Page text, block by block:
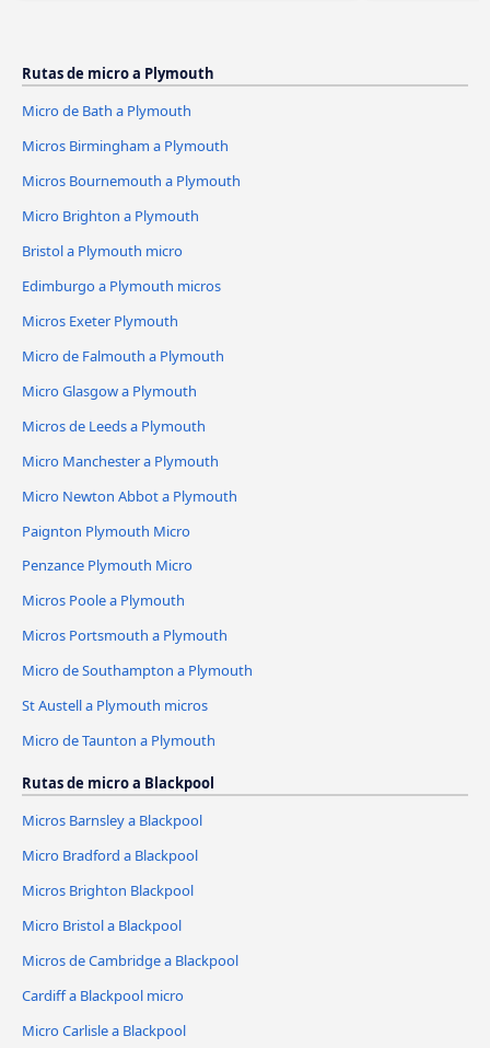
Rutas de micro a Plymouth
Micro de Bath a Plymouth
Micros Birmingham a Plymouth
Micros Bournemouth a Plymouth
Micro Brighton a Plymouth
Bristol a Plymouth micro
Edimburgo a Plymouth micros
Micros Exeter Plymouth
Micro de Falmouth a Plymouth
Micro Glasgow a Plymouth
Micros de Leeds a Plymouth
Micro Manchester a Plymouth
Micro Newton Abbot a Plymouth
Paignton Plymouth Micro
Penzance Plymouth Micro
Micros Poole a Plymouth
Micros Portsmouth a Plymouth
Micro de Southampton a Plymouth
St Austell a Plymouth micros
Micro de Taunton a Plymouth
Rutas de micro a Blackpool
Micros Barnsley a Blackpool
Micro Bradford a Blackpool
Micros Brighton Blackpool
Micro Bristol a Blackpool
Micros de Cambridge a Blackpool
Cardiff a Blackpool micro
Micro Carlisle a Blackpool